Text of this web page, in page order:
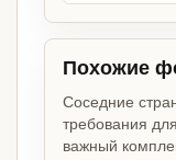
Похожие
Соседние
требования
важный